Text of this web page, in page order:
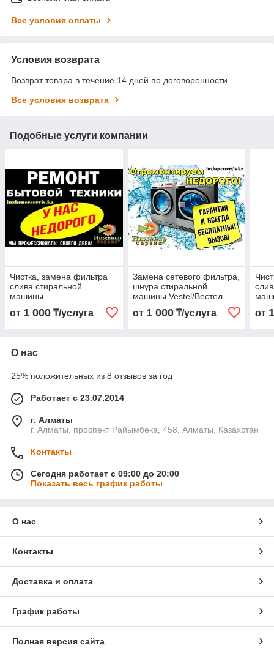
Все условия оплаты
Условия возврата
Возврат товара в течение 14 дней по договоренности
Все условия возврата
Подобные услуги компании
Чистка, замена фильтра
слива стиральной
машины
от 1 000 ₸/услуга
Замена сетевого фильтра,
шнура стиральной
машины Vestel/Вестел
от 1 000₸/услуга от
О нас
25% положительных из 8 отзывов за год
Работает с 23.07.2014
г. Алматы
г. Алматы, проспект Райымбека, 458, Алматы, Казахстан
Контакты
Сегодня работает с 09:00 до 20:00
Показать весь график работы
О нас
Контакты
Доставка и оплата
График работы
Полная версия сайта